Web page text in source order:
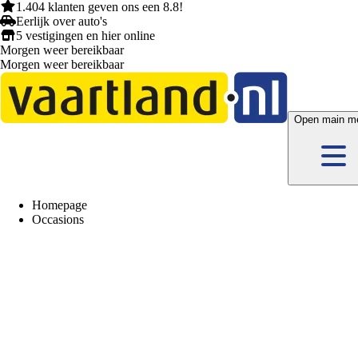
1.404 klanten geven ons een 8.8!
Eerlijk over auto's
5 vestigingen en hieronline
Morgen weer bereikbaar
Morgen weer bereikbaar
Open main
Homepage
Occasions